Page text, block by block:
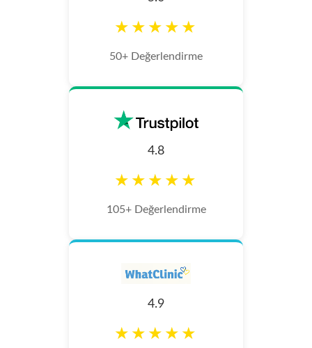
★★★★★
50+ Değerlendirme
4.8
★★★★★
105+ Değerlendirme
4.9
★★★★★